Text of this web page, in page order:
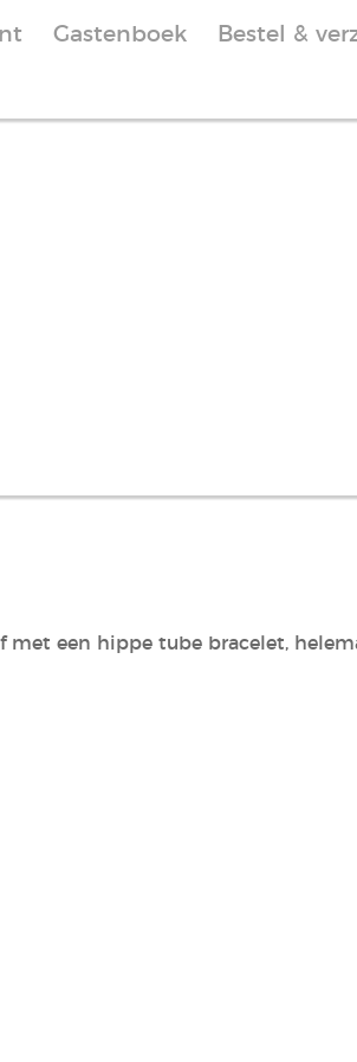
Gastenboek Bestel &
met een hippe tube bracelet,